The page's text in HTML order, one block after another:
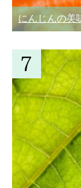
にんじんの美